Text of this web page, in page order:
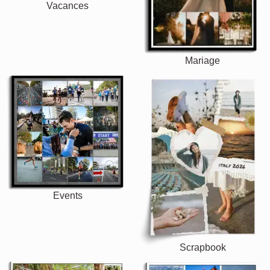
Vacances
Mariage
Events
Scrapbook